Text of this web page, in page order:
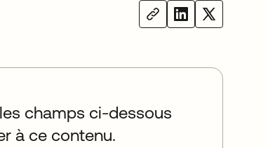
champs ci-dessous
à ce contenu.